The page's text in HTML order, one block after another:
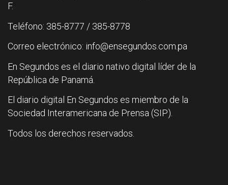
F.
Teléfono: 385-8777 / 385-8778
Correo electrónico: info@ensegundos.com.pa
En Segundos es el diario nativo digital líder de la
República de Panamá.
El diario digital En Segundos es miembro de la
Sociedad Interamericana de Prensa (SIP).
Todos los derechos reservados.